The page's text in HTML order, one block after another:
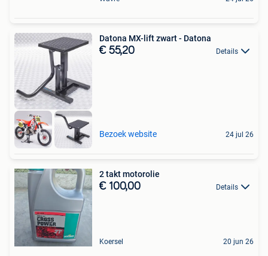
Datona MX-lift zwart - Datona
€ 55,20 Details
Bezoek website 24 jul 26
2 takt motorolie
€ 100,00 Details
Koersel 20 jun 26